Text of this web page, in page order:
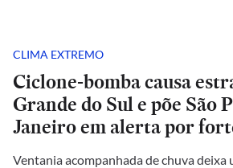
CLIMA EXTREMO
Ciclone-bomba causa
Grande do Sul e põe São
Janeiro em alerta por
Ventania acompanhada de chuva